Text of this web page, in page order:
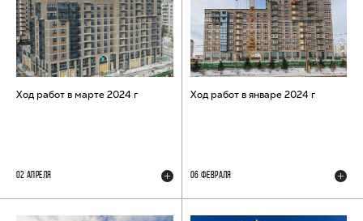
Ход работ в марте 2024 г
02 АПРЕЛЯ
Ход работ в январе 2024 г
06 ФЕВРАЛЯ